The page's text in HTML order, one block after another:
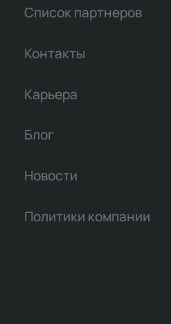
Список партнеров
Контакты
Карьера
Блог
Новости
Политики компании